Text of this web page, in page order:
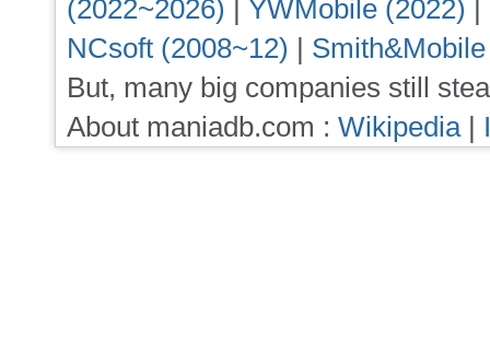
(2022~2026) | YWMobile (2022) |
NCsoft (2008~12) |
But, many big companies still
About maniadb.com : Wikipedia|